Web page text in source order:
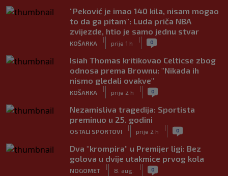
"Peković je imao 140 kila, nisam mogao
to da ga pitam": Luda priča NBA
zvijezde, htio je samo jednu stvar
KOŠARKA
|
prije 1 h
| 0
Isiah Thomas kritikovao Celticse zbog
odnosa prema Brownu: "Nikada ih
nismo gledali ovakve"
KOŠARKA
|
prije 2 h
| 0
Nezamisliva tragedija: Sportista
preminuo u 25. godini
OSTALI SPORTOVI
|
prije 2 h
| 0
Dva "krompira" u Premijer ligi: Bez
golova u dvije utakmice prvog kola
NOGOMET
|
8. aug.
| 0